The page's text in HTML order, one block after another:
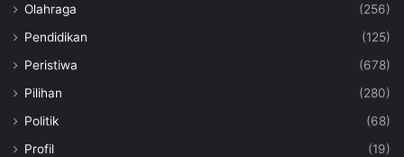
Olahraga
(256)
Pendidikan
(125)
Peristiwa
(678)
Pilihan
(280)
Politik
(68)
Profil
(19)